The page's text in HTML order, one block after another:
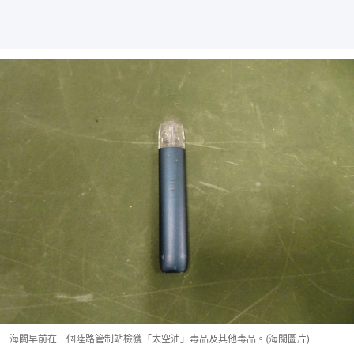
海關早前在三個陸路管制站檢獲「太空油」毒品及其他毒品。(海關圖片)